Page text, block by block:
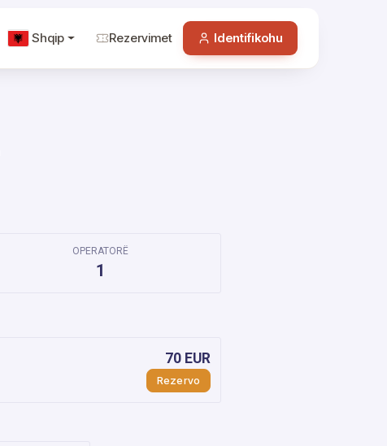
Shqip Rezervimet Identifikohu
OPERATORË
1
70 EUR
Rezervo